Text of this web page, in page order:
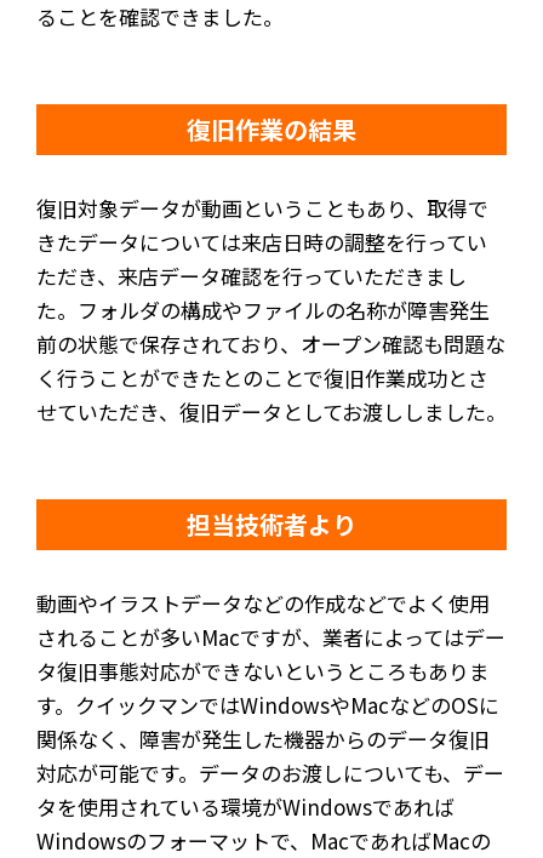
ることを確認できました。
復旧作業の結果
復旧対象データが動画ということもあり、取得で
きたデータについては来店日時の調整を行ってい
ただき、来店データ確認を行っていただきまし
た。フォルダの構成やファイルの名称が障害発生
前の状態で保存されており、オープン確認も問題な
く行うことができたとのことで復旧作業成功とさ
せていただき、復旧データとしてお渡ししました。
担当技術者より
動画やイラストデータなどの作成などでよく使用
されることが多いMacですが、業者によってはデー
タ復旧事態対応ができないというところもありま
す。クイックマンではWindowsやMacなどのOSに
関係なく、障害が発生した機器からのデータ復旧
対応が可能です。データのお渡しについても、デー
タを使用されている環境がWindowsであれば
Windowsのフォーマットで、MacであればMacの